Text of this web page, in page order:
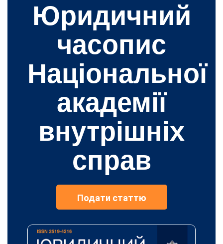
Юридичний
часопис
Національної
академії
внутрішніх
справ
Подати статтю